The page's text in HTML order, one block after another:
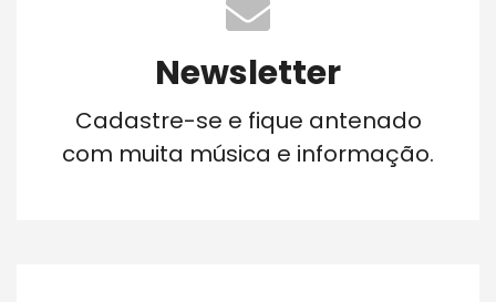
Newsletter
Cadastre-se e fique antenado
com muita música e informação.